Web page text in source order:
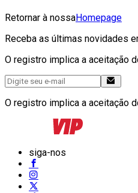
Retornar à nossaHomepage
Receba as últimas novidades
O registro implica a aceitação
O registro implica a aceitação
siga-nos